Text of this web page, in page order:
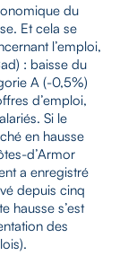
du
Et cela se
l’emploi,
: baisse du
A (-0,5%)
d’emploi,
Si le
en hausse
d’Armor
a enregistré
depuis cinq
hausse s’est
des